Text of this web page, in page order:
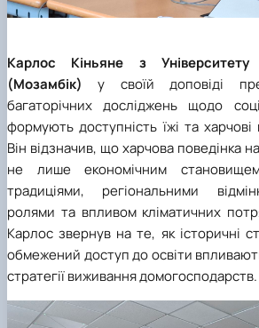
Карлос Кіньяне з
(Мозамбік) у своїй доповіді
багаторічних досліджень щодо
формують доступність їжі та
Він відзначив, що харчова поведінка
не лише економічним
традиціями, регіональними
ролями та впливом кліматичних
Карлос звернув на те, як історичні
обмежений доступ до освіти
стратегії виживання домогосподарств.